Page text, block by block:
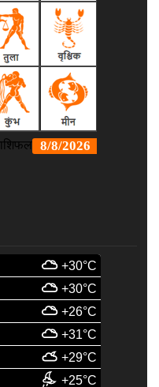
+30°C
+30°C
+26°C
+31°C
+29°C
+25°C